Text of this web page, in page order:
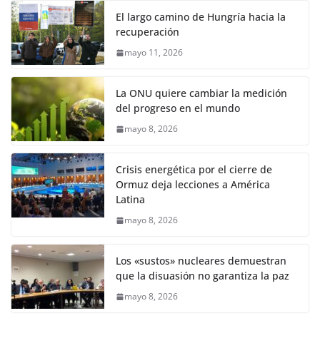
El largo camino de Hungría hacia la
recuperación
mayo 11, 2026
La ONU quiere cambiar la medición
del progreso en el mundo
mayo 8, 2026
Crisis energética por el cierre de
Ormuz deja lecciones a América
Latina
mayo 8, 2026
Los «sustos» nucleares demuestran
que la disuasión no garantiza la paz
mayo 8, 2026